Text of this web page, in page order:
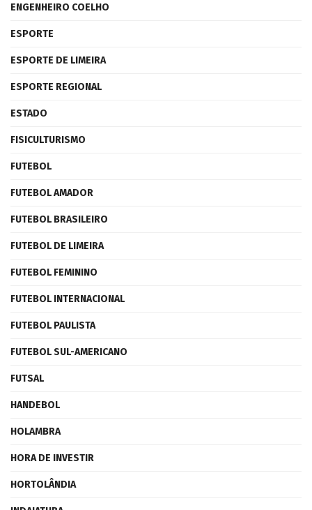
ENGENHEIRO COELHO
ESPORTE
ESPORTE DE LIMEIRA
ESPORTE REGIONAL
ESTADO
FISICULTURISMO
FUTEBOL
FUTEBOL AMADOR
FUTEBOL BRASILEIRO
FUTEBOL DE LIMEIRA
FUTEBOL FEMININO
FUTEBOL INTERNACIONAL
FUTEBOL PAULISTA
FUTEBOL SUL-AMERICANO
FUTSAL
HANDEBOL
HOLAMBRA
HORA DE INVESTIR
HORTOLÂNDIA